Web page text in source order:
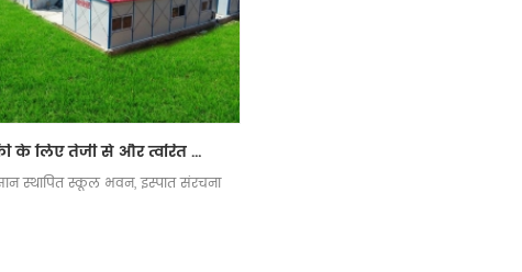
बिक्री के लिए तेजी से और त्वरित स्थापित स्टील स्ट्रक्चर स्कूल बिल्डिंग प्रीफेब स्कूल
स्थापित स्कूल भवन, इस्पात संरचना